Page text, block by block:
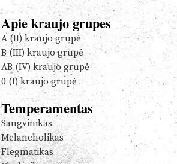
Apie kraujo grupes
A (II) kraujo grupė
B (III) kraujo grupė
AB (IV) kraujo grupė
0 (I) kraujo grupė
Temperamentas
Sangvinikas
Melancholikas
Flegmatikas